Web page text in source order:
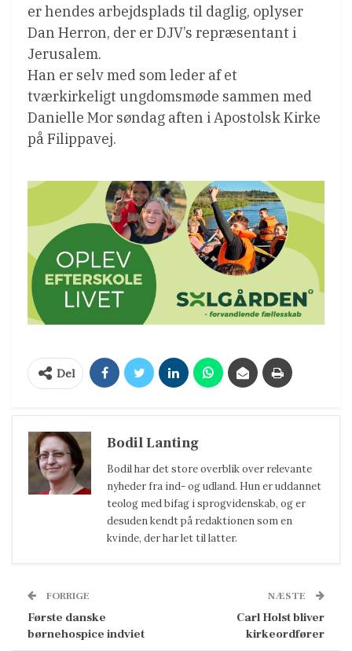
er hendes arbejdsplads til daglig, oplyser
Dan Herron, der er DJV’s repræsentant i
Jerusalem.
Han er selv med som leder af et
tværkirkeligt ungdomsmøde sammen med
Danielle Mor søndag aften i Apostolsk Kirke
på Filippavej.
Del
Bodil Lanting
Bodil har det store overblik over relevante
nyheder fra ind- og udland. Hun er uddannet
teolog med bifag i sprogvidenskab, og er
desuden kendt på redaktionen som en
kvinde, der har let til latter.
FORRIGE
Første danske
børnehospice indviet
NÆSTE
Carl Holst bliver
kirkeordfører